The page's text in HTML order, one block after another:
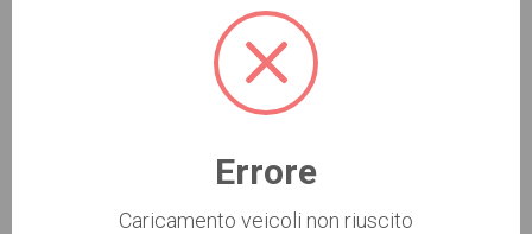
prezzi, eventuale offerta e rata consigliata per
Vai alla scheda >>
Errore
Caricamento veicoli non riuscito